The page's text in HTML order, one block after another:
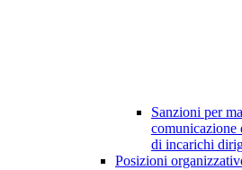
Sanzioni per
comunicazione
di incarichi
Posizioni